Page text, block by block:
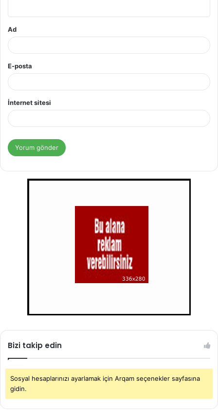
Ad
E-posta
İnternet sitesi
Bizi takip edin
Sosyal hesaplarınızı ayarlamak için Arqam seçenekler sayfasına
gidin.